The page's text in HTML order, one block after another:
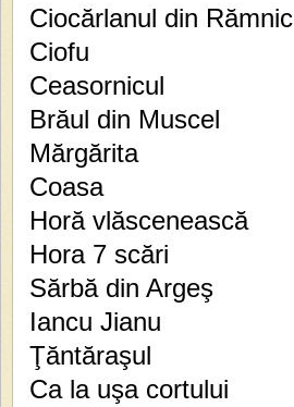
Ciocărlanul din Rămnic
Ciofu
Ceasornicul
Brăul din Muscel
Mărgărita
Coasa
Horă vlăscenească
Hora 7 scări
Sărbă din Argeş
Iancu Jianu
Ţăntăraşul
Ca la uşa cortului